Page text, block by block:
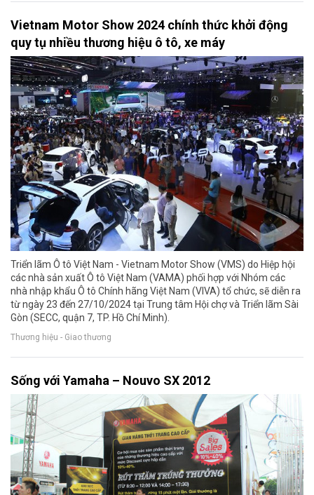
Vietnam Motor Show 2024 chính thức khởi động
quy tụ nhiều thương hiệu ô tô, xe máy
Triển lãm Ô tô Việt Nam - Vietnam Motor Show (VMS) do Hiệp hội
các nhà sản xuất Ô tô Việt Nam (VAMA) phối hợp với Nhóm các
nhà nhập khẩu Ô tô Chính hãng Việt Nam (VIVA) tổ chức, sẽ diễn ra
từ ngày 23 đến 27/10/2024 tại Trung tâm Hội chợ và Triển lãm Sài
Gòn (SECC, quận 7, TP. Hồ Chí Minh).
Thương hiệu - Giao thương
Sống với Yamaha – Nouvo SX 2012